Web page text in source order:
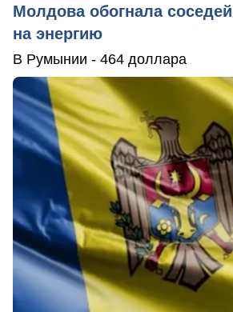
Молдова обогнала
на энергию
В Румынии - 464 доллара